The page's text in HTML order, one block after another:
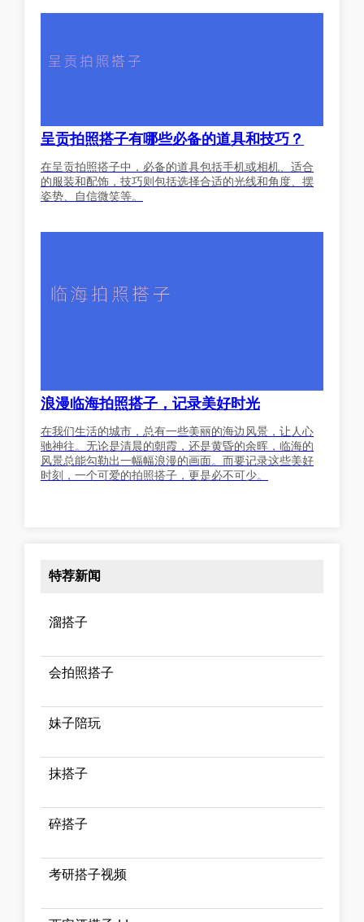
呈贡拍照搭子有哪些必备的道具和技巧？
在呈贡拍照搭子中，必备的道具包括手机或相机、适合
的服装和配饰，技巧则包括选择合适的光线和角度、摆
姿势、自信微笑等。
浪漫临海拍照搭子，记录美好时光
在我们生活的城市，总有一些美丽的海边风景，让人心
驰神往。无论是清晨的朝霞，还是黄昏的余晖，临海的
风景总能勾勒出一幅幅浪漫的画面。而要记录这些美好
时刻，一个可爱的拍照搭子，更是必不可少。
特荐新闻
溜搭子
会拍照搭子
妹子陪玩
抹搭子
碎搭子
考研搭子视频